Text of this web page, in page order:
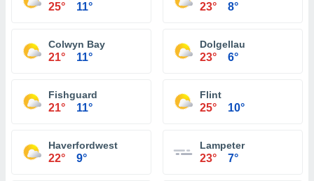
25° 11° 23° 8°
Colwyn Bay
21° 11°
Dolgellau
23° 6°
Fishguard
21° 11°
Flint
25° 10°
Haverfordwest
22° 9°
Lampeter
23° 7°